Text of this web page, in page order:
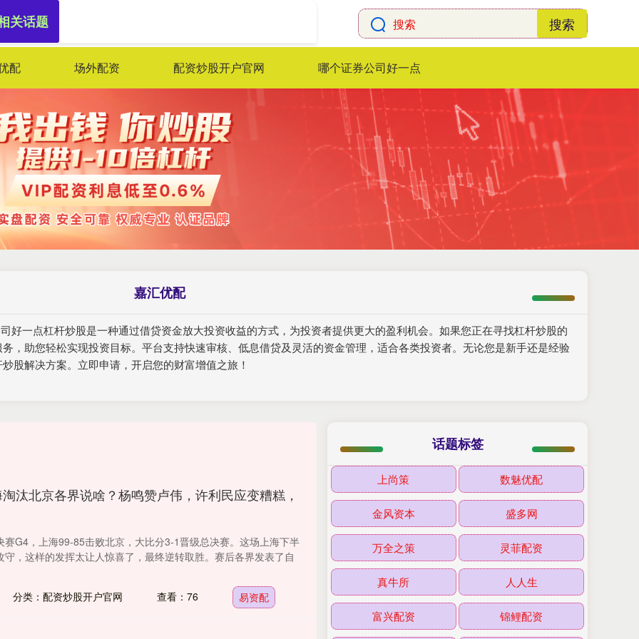
搜索
配 场外配资 配资炒股开户官网 哪个证券公司好一点
嘉汇优配
好一点杠杆炒股是一种通过借贷资金放大投资收益的方式，为投资者提供更大的盈利机会。如果您正在寻找杠杆炒股的
，助您轻松实现投资目标。平台支持快速审核、低息借贷及灵活的资金管理，适合各类投资者。无论您是新手还是经验
股解决方案。立即申请，开启您的财富增值之旅！
关话题
汰北京各界说啥？杨鸣赞卢伟，许利民应变糟糕，
赛G4，上海99-85击败北京，大比分3-1晋级总决赛。这场上海下半
守，这样的发挥太让人惊喜了，最终逆转取胜。赛后各界发表了自
分类：配资炒股开户官网 查看：76 易资配
话题标签
上尚策 数魅优配
金风资本 盛多网
万全之策 灵菲配资
真牛所 人人生
富兴配资 锦鲤配资